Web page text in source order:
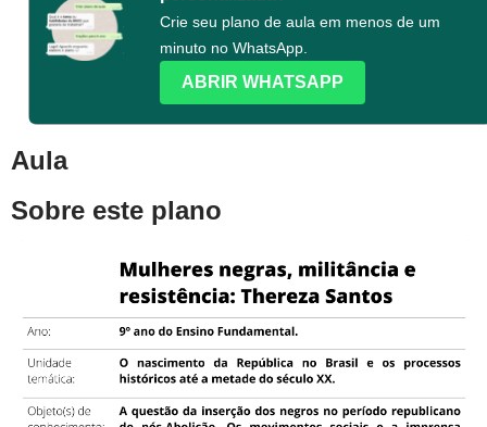
Crie seu plano de aula em menos de um
minuto no WhatsApp.
ABRIR WHATSAPP
Aula
Sobre este plano